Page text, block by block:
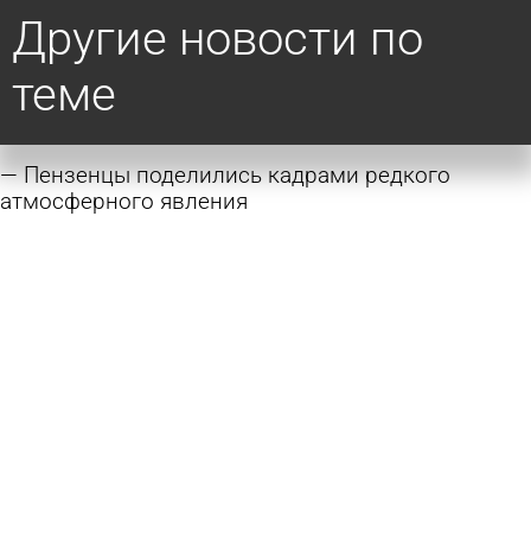
Другие новости по
теме
Пензенцы поделились кадрами редкого
атмосферного явления